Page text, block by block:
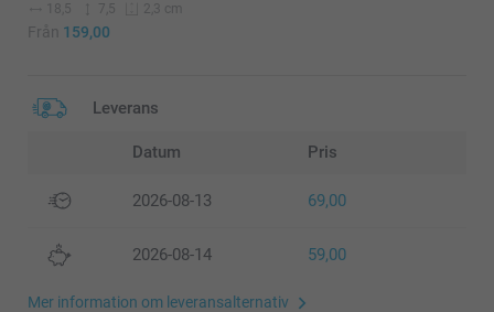
18,5 7,5 2,3 cm
Från 159,00
Leverans
Datum Pris
2026-08-13 69,00
2026-08-14 59,00
Mer information om leveransalternativ